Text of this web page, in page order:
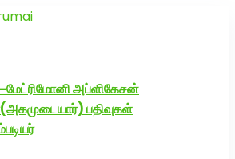
அப்ளிகேசன்
பதிவுகள்
வரன்களுக்கு அகமுடையார்மேட்ரி-